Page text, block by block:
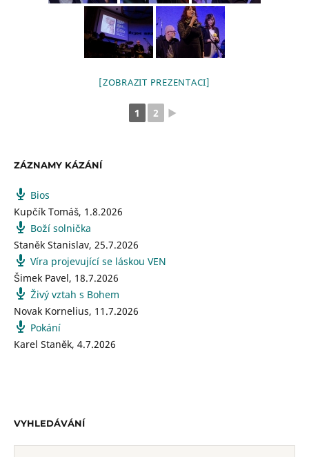
[ZOBRAZIT PREZENTACI]
1 2 ►
ZÁZNAMY KÁZÁNÍ
Bios
Kupčík Tomáš, 1.8.2026
Boží solnička
Staněk Stanislav, 25.7.2026
Víra projevující se láskou VEN
Šimek Pavel, 18.7.2026
Živý vztah s Bohem
Novak Kornelius, 11.7.2026
Pokání
Karel Staněk, 4.7.2026
VYHLEDÁVÁNÍ